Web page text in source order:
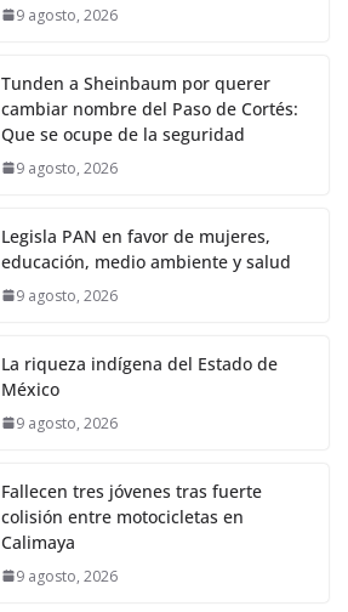
9 agosto, 2026
Tunden a Sheinbaum por querer
cambiar nombre del Paso de Cortés:
Que se ocupe de la seguridad
9 agosto, 2026
Legisla PAN en favor de mujeres,
educación, medio ambiente y salud
9 agosto, 2026
La riqueza indígena del Estado de
México
9 agosto, 2026
Fallecen tres jóvenes tras fuerte
colisión entre motocicletas en
Calimaya
9 agosto, 2026